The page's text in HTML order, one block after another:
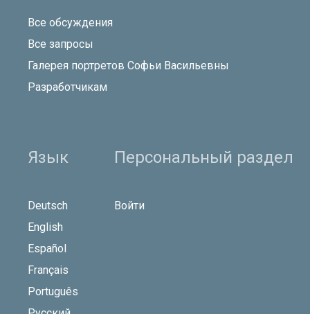
Все обсуждения
Все запросы
Галерея портретов Софьи Васильевны
Разработчикам
Язык
Deutsch
English
Español
Français
Português
Персональный раздел
Войти